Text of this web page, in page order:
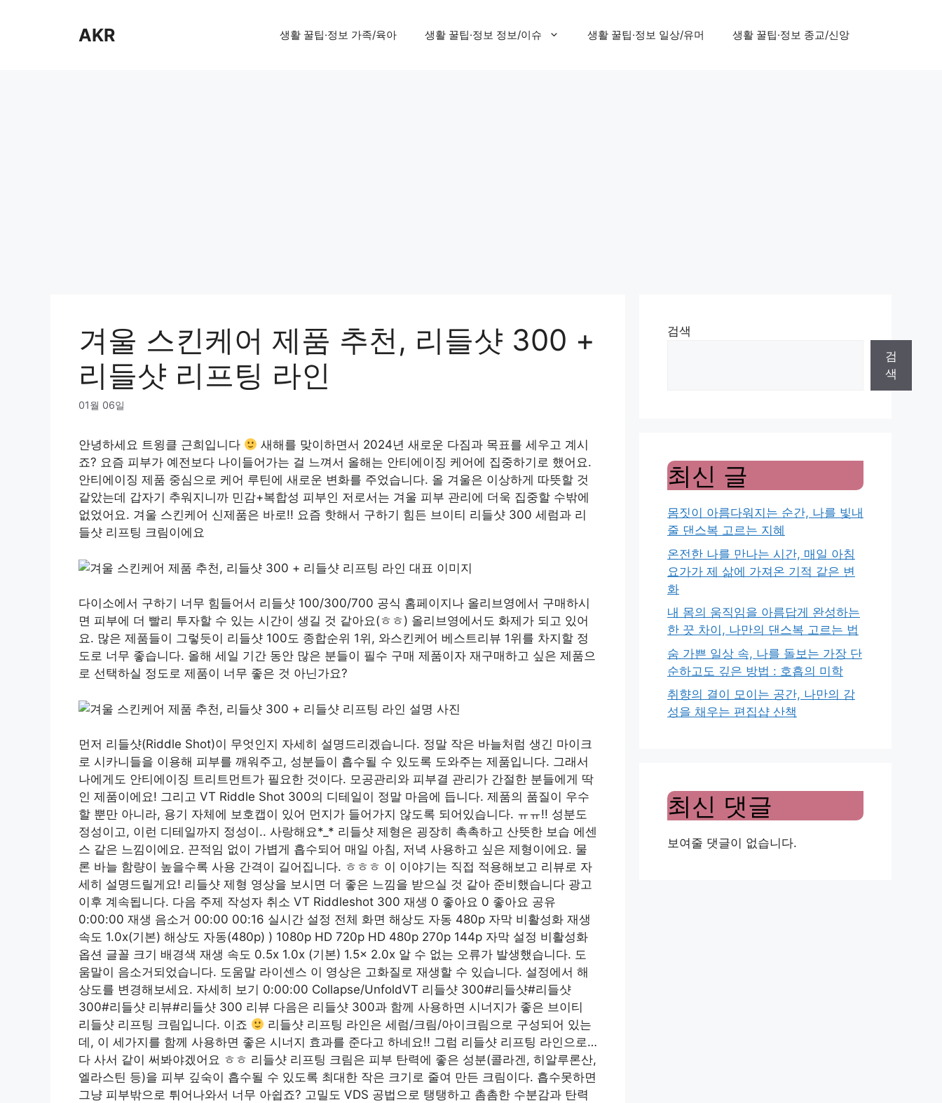
AKR 생활 꿀팁·정보 가족/육아 생활 꿀팁·정보 정보/이슈 생활 꿀팁·정보 일상/유머 생활 꿀팁·정보 종교/신앙
겨울 스킨케어 제품 추천, 리들샷 300 +
리들샷 리프팅 라인
01월 06일
안녕하세요 트윙클 근희입니다
새해를 맞이하면서 2024년 새로운 다짐과 목표를 세우고 계시
죠? 요즘 피부가 예전보다 나이들어가는 걸 느껴서 올해는 안티에이징 케어에 집중하기로 했어요.
안티에이징 제품 중심으로 케어 루틴에 새로운 변화를 주었습니다. 올 겨울은 이상하게 따뜻할 것
같았는데 갑자기 추워지니까 민감+복합성 피부인 저로서는 겨울 피부 관리에 더욱 집중할 수밖에
없었어요. 겨울 스킨케어 신제품은 바로!! 요즘 핫해서 구하기 힘든 브이티 리들샷 300 세럼과 리
들샷 리프팅 크림이에요
다이소에서 구하기 너무 힘들어서 리들샷 100/300/700 공식 홈페이지나 올리브영에서 구매하시
면 피부에 더 빨리 투자할 수 있는 시간이 생길 것 같아요(ㅎㅎ) 올리브영에서도 화제가 되고 있어
요. 많은 제품들이 그렇듯이 리들샷 100도 종합순위 1위, 와스킨케어 베스트리뷰 1위를 차지할 정
도로 너무 좋습니다. 올해 세일 기간 동안 많은 분들이 필수 구매 제품이자 재구매하고 싶은 제품으
로 선택하실 정도로 제품이 너무 좋은 것 아닌가요?
먼저 리들샷(Riddle Shot)이 무엇인지 자세히 설명드리겠습니다. 정말 작은 바늘처럼 생긴 마이크
로 시카니들을 이용해 피부를 깨워주고, 성분들이 흡수될 수 있도록 도와주는 제품입니다. 그래서
나에게도 안티에이징 트리트먼트가 필요한 것이다. 모공관리와 피부결 관리가 간절한 분들에게 딱
인 제품이에요! 그리고 VT Riddle Shot 300의 디테일이 정말 마음에 듭니다. 제품의 품질이 우수
할 뿐만 아니라, 용기 자체에 보호캡이 있어 먼지가 들어가지 않도록 되어있습니다. ㅠㅠ!! 성분도
정성이고, 이런 디테일까지 정성이.. 사랑해요*_* 리들샷 제형은 굉장히 촉촉하고 산뜻한 보습 에센
스 같은 느낌이에요. 끈적임 없이 가볍게 흡수되어 매일 아침, 저녁 사용하고 싶은 제형이에요. 물
론 바늘 함량이 높을수록 사용 간격이 길어집니다. ㅎㅎㅎ 이 이야기는 직접 적용해보고 리뷰로 자
세히 설명드릴게요! 리들샷 제형 영상을 보시면 더 좋은 느낌을 받으실 것 같아 준비했습니다 광고
이후 계속됩니다. 다음 주제 작성자 취소 VT Riddleshot 300 재생 0 좋아요 0 좋아요 공유
0:00:00 재생 음소거 00:00 00:16 실시간 설정 전체 화면 해상도 자동 480p 자막 비활성화 재생
속도 1.0x(기본) 해상도 자동(480p) ) 1080p HD 720p HD 480p 270p 144p 자막 설정 비활성화
옵션 글꼴 크기 배경색 재생 속도 ​​0.5x 1.0x (기본) 1.5x 2.0x 알 수 없는 오류가 발생했습니다. 도
움말이 음소거되었습니다. 도움말 라이센스 이 영상은 고화질로 재생할 수 있습니다. 설정에서 해
상도를 변경해보세요. 자세히 보기 0:00:00 Collapse/UnfoldVT 리들샷 300#리들샷#리들샷
300#리들샷 리뷰#리들샷 300 리뷰 다음은 리들샷 300과 함께 사용하면 시너지가 좋은 브이티
리들샷 리프팅 크림입니다. 이죠
리들샷 리프팅 라인은 세럼/크림/아이크림으로 구성되어 있는
데, 이 세가지를 함께 사용하면 좋은 시너지 효과를 준다고 하네요!! 그럼 리들샷 리프팅 라인으로…
다 사서 같이 써봐야겠어요 ㅎㅎ 리들샷 리프팅 크림은 피부 탄력에 좋은 성분(콜라겐, 히알루론산,
엘라스틴 등)을 피부 깊숙이 흡수될 수 있도록 최대한 작은 크기로 줄여 만든 크림이다. 흡수못하면
그냥 피부밖으로 튀어나와서 너무 아쉽죠? 고밀도 VDS 공법으로 탱탱하고 촘촘한 수분감과 탄력
검색
검
색
최신 글
몸짓이 아름다워지는 순간, 나를 빛내
줄 댄스복 고르는 지혜
온전한 나를 만나는 시간, 매일 아침
요가가 제 삶에 가져온 기적 같은 변
화
내 몸의 움직임을 아름답게 완성하는
한 끗 차이, 나만의 댄스복 고르는 법
숨 가쁜 일상 속, 나를 돌보는 가장 단
순하고도 깊은 방법 : 호흡의 미학
취향의 결이 모이는 공간, 나만의 감
성을 채우는 편집샵 산책
최신 댓글
보여줄 댓글이 없습니다.